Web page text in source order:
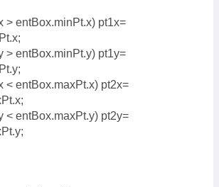
pt1x=
pt1y=
pt2x=
pt2y=